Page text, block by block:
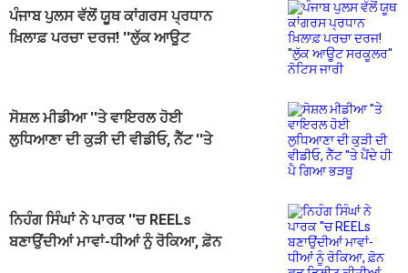
ਪੰਜਾਬ ਪੁਲਸ ਵੱਲੋਂ ਯੂਥ ਕਾਂਗਰਸ ਪ੍ਰਧਾਨ
ਖ਼ਿਲਾਫ਼ ਪਰਚਾ ਦਰਜ! ''ਲੁੱਕ ਆਊਟ
ਸੋਸ਼ਲ ਮੀਡੀਆ ''ਤੇ ਵਾਇਰਲ ਹੋਈ
ਲੁਧਿਆਣਾ ਦੀ ਕੁੜੀ ਦੀ ਵੀਡੀਓ, ਨੈੱਟ ''ਤੇ
ਨਿਹੰਗ ਸਿੰਘਾਂ ਨੇ ਪਾਰਕ ''ਚ REELs
ਬਣਾਉਂਦੀਆਂ ਮਾਵਾਂ-ਧੀਆਂ ਨੂੰ ਰੋਕਿਆ, ਫ਼ੋਨ